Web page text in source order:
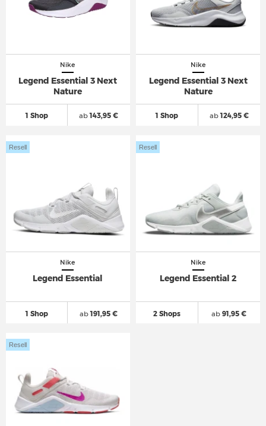
Nike
Legend Essential 3 Next
Nature
1 Shop ab143,95 €
Nike
Legend Essential 3 Next
Nature
1 Shop ab124,95 €
Nike
Legend Essential
1 Shop
Resell
ab191,95 €
Nike
Legend Essential 2
2 Shops
Resell
ab 91,95 €
Resell